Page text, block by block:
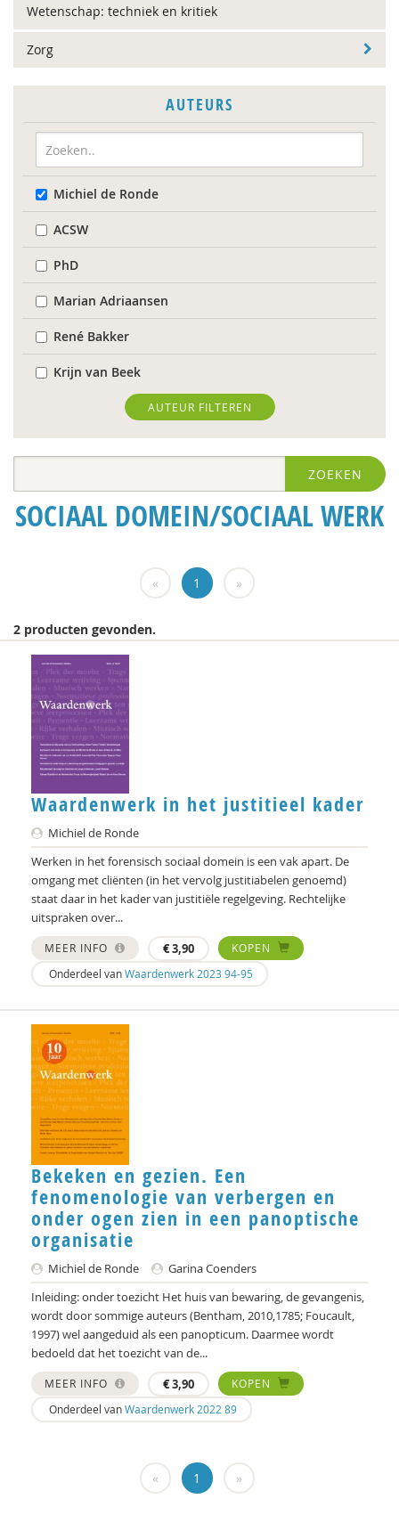
Wetenschap: techniek en kritiek
Zorg
AUTEURS
Michiel de Ronde
ACSW
PhD
Marian Adriaansen
René Bakker
Krijn van Beek
Deirdre Beneken genaamd Kolmer
Frans Berkers
Antoinette Bolscher
Suzan Brukx
Garina Coenders
Peter de Groot
Marcel de Rooij
Anettte de Valk
Clementine Degener
Simone van Dongen
Diede van Doornik
Maartje Driessen
Hans van Ewijk
Vincent Feith
Olaf Galisch
Ingrid Groot
Iris Hartog
L.E.M. van Heugten
Vicky Hölsgens
Vicky Holsgens
Roelof Hortulanus
Marjan Houkes
Marie-José ijsberts
Pieter Ippel
Simona Karbouniaris
Dr. Katie-Lee Weille
AUTEUR FILTEREN
ZOEKEN
SOCIAAL DOMEIN/SOCIAAL WERK
« 1 »
2 producten gevonden.
Waardenwerk in het justitieel kader
Michiel de Ronde
Werken in het forensisch sociaal domein is een vak apart. De
omgang met cliënten (in het vervolg justitiabelen genoemd)
staat daar in het kader van justitiële regelgeving. Rechtelijke
uitspraken over...
MEER INFO €3,90
KOPEN
Onderdeel vanWaardenwerk 2023 94-95
Bekeken en gezien. Een
fenomenologie van verbergen en
onder ogen zien in een panoptische
organisatie
Michiel de Ronde
Garina Coenders
Inleiding: onder toezicht Het huis van bewaring, de gevangenis,
wordt door sommige auteurs (Bentham, 2010,1785; Foucault,
1997) wel aangeduid als een panopticum. Daarmee wordt
bedoeld dat het toezicht van de...
MEER INFO €3,90
KOPEN
Onderdeel vanWaardenwerk 2022 89
« 1 »